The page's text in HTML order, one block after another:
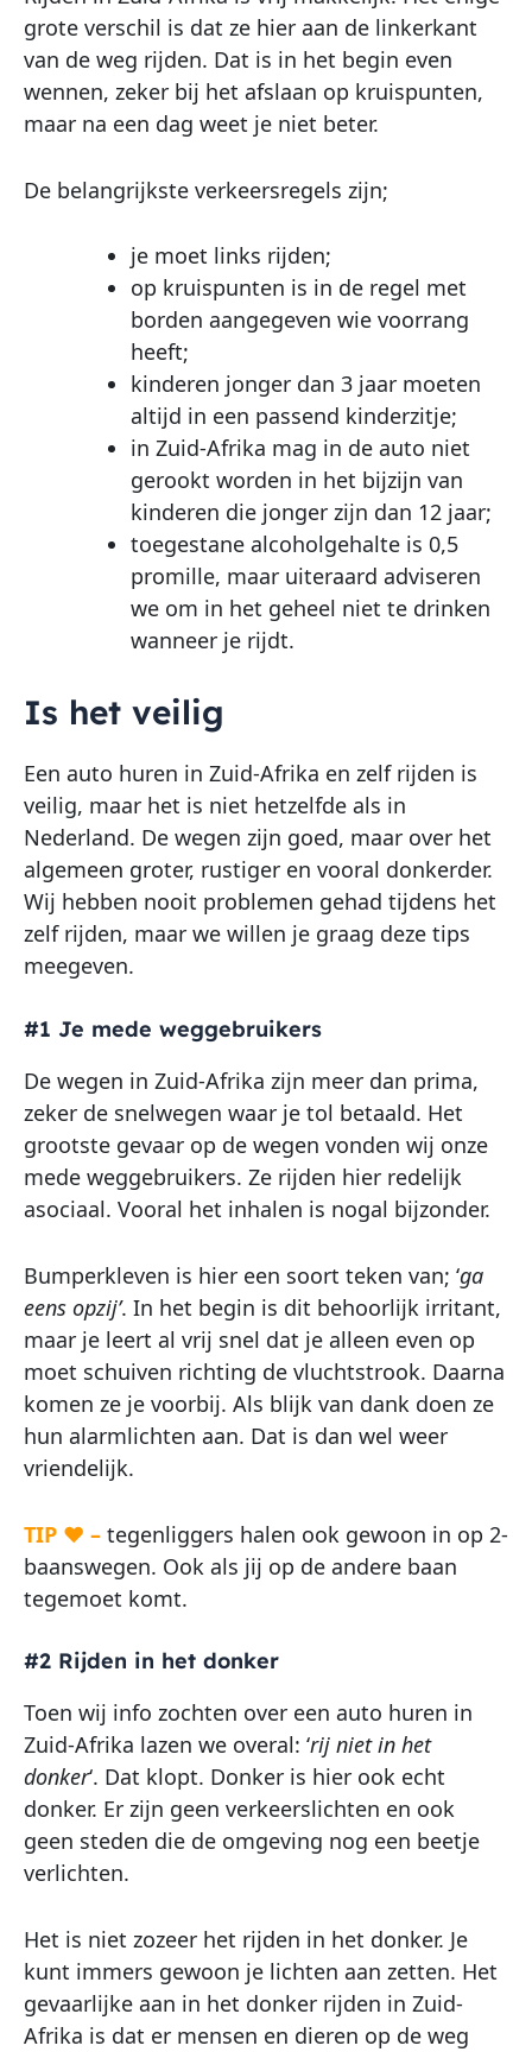
grote verschil is dat ze hier aan de linkerkant
van de weg rijden. Dat is in het begin even
wennen, zeker bij het afslaan op kruispunten,
maar na een dag weet je niet beter.
De belangrijkste verkeersregels zijn;
je moet links rijden;
op kruispunten is in de regel met
borden aangegeven wie voorrang
heeft;
kinderen jonger dan 3 jaar moeten
altijd in een passend kinderzitje;
in Zuid-Afrika mag in de auto niet
gerookt worden in het bijzijn van
kinderen die jonger zijn dan 12 jaar;
toegestane alcoholgehalte is 0,5
promille, maar uiteraard adviseren
we om in het geheel niet te drinken
wanneer je rijdt.
Is het veilig
Een auto huren in Zuid-Afrika en zelf rijden is
veilig, maar het is niet hetzelfde als in
Nederland. De wegen zijn goed, maar over het
algemeen groter, rustiger en vooral donkerder.
Wij hebben nooit problemen gehad tijdens het
zelf rijden, maar we willen je graag deze tips
meegeven.
#1 Je mede weggebruikers
De wegen in Zuid-Afrika zijn meer dan prima,
zeker de snelwegen waar je tol betaald. Het
grootste gevaar op de wegen vonden wij onze
mede weggebruikers. Ze rijden hier redelijk
asociaal. Vooral het inhalen is nogal bijzonder.
Bumperkleven is hier een soort teken van; ‘ga
eens opzij’. In het begin is dit behoorlijk irritant,
maar je leert al vrij snel dat je alleen even op
moet schuiven richting de vluchtstrook. Daarna
komen ze je voorbij. Als blijk van dank doen ze
hun alarmlichten aan. Dat is dan wel weer
vriendelijk.
TIP ♥ – tegenliggers halen ook gewoon in op 2-
baanswegen. Ook als jij op de andere baan
tegemoet komt.
#2 Rijden in het donker
Toen wij info zochten over een auto huren in
Zuid-Afrika lazen we overal: ‘rij niet in het
donker‘. Dat klopt. Donker is hier ook echt
donker. Er zijn geen verkeerslichten en ook
geen steden die de omgeving nog een beetje
verlichten.
Het is niet zozeer het rijden in het donker. Je
kunt immers gewoon je lichten aan zetten. Het
gevaarlijke aan in het donker rijden in Zuid-
Afrika is dat er mensen en dieren op de weg